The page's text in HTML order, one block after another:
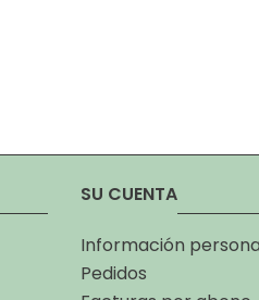
SU CUENTA
Información
Pedidos